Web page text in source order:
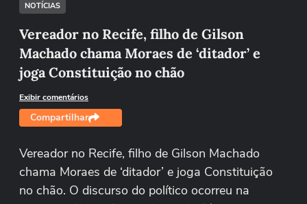
NOTÍCIAS
Vereador no Recife, filho de Gilson
Machado chama Moraes de ‘ditador’ e
joga Constituição no chão
Exibir comentários
Compartilhar
Vereador no Recife, filho de Gilson Machado
chama Moraes de ‘ditador’ e joga Constituição
no chão. O discurso do político ocorreu na